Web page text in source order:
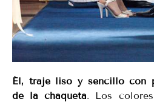
Él, traje liso y sencillo con
de la chaqueta. Los